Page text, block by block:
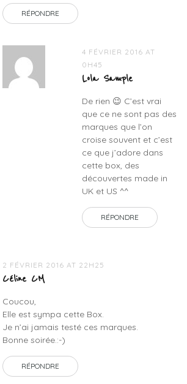
RÉPONDRE
4 FÉVRIER 2016 AT
0H45
Lola Sample
De rien 😉 C’est vrai
que ce ne sont pas des
marques que l’on
croise souvent et c’est
ce que j’adore dans
cette box, des
découvertes made in
UK et US ^^
RÉPONDRE
2 FÉVRIER 2016 AT 22H25
Céline CM
Coucou,
Elle est sympa cette Box.
Je n’ai jamais testé ces marques.
Bonne soirée.:-)
RÉPONDRE